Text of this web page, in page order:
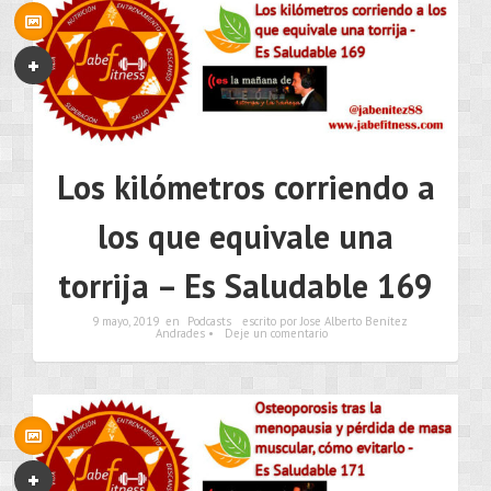
Los kilómetros corriendo a
los que equivale una
torrija – Es Saludable 169
9 mayo, 2019 en Podcasts escrito por Jose Alberto Benítez
Andrades • Deje un comentario